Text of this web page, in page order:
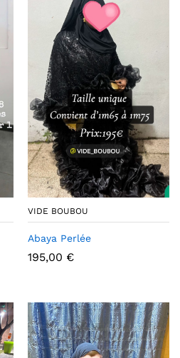
VIDE BOUBOU
Abaya Perlée
195,00 €